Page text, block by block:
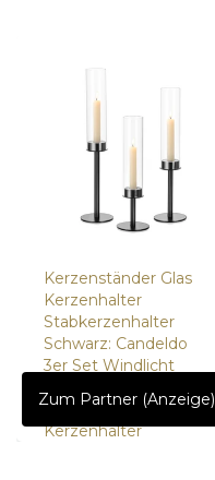
Kerzenständer Glas
Kerzenhalter
Stabkerzenhalter
Schwarz: Candeldo
3er Set Windlicht
Modern
Kerzenhalter
Zum Partner (Anzeige)